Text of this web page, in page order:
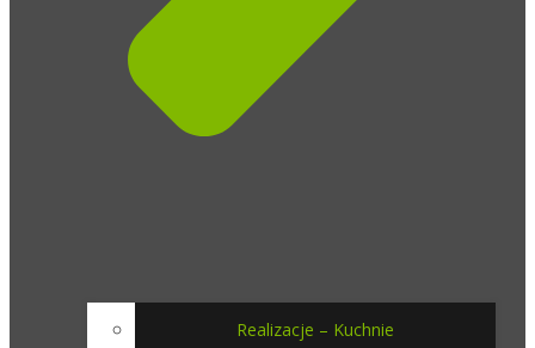
Realizacje – Kuchnie